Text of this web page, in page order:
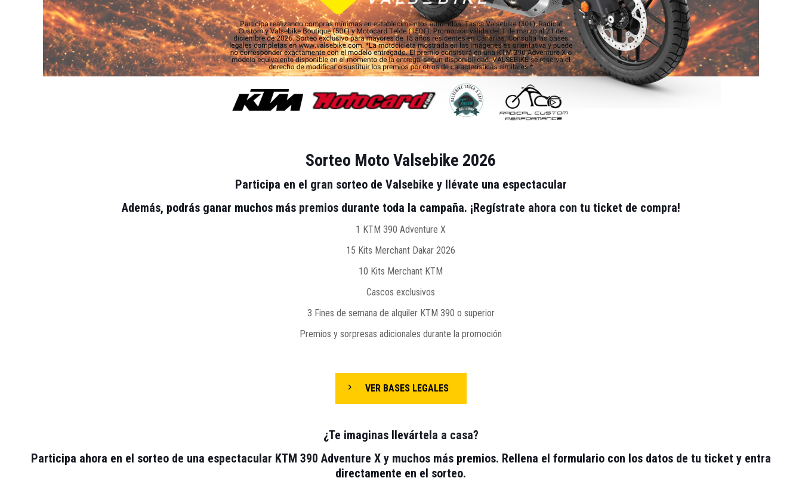
Sorteo Moto Valsebike 2026
Participa en el gran sorteo de Valsebike y llévate una espectacular
Además, podrás ganar muchos más premios durante toda la campaña. ¡Regístrate ahora con tu ticket de compra!
1 KTM 390 Adventure X
15 Kits Merchant Dakar 2026
10 Kits Merchant KTM
Cascos exclusivos
3 Fines de semana de alquiler KTM 390 o superior
Premios y sorpresas adicionales durante la promoción
VER BASES LEGALES
¿Te imaginas llevártela a casa?
Participa ahora en el sorteo de una espectacular KTM 390 Adventure X y muchos más premios. Rellena el formulario con los datos de tu ticket y entra
directamente en el sorteo.